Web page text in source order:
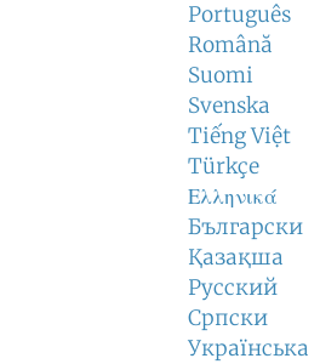
Português
Română
Suomi
Svenska
Tiếng Việt
Türkçe
Ελληνικά
Български
Қазақша
Русский
Српски
Українська